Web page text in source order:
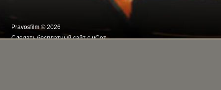
Pravosfilm © 2026
Сделатьбесплатный сайтсuCoz